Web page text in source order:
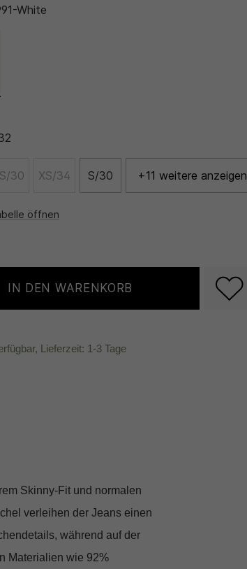
White
30 XS/34 S/30 +11 weitere anzeigen
öffnen
IN DEN WARENKORB
Lieferzeit: 1-3 Tage
Skinny-Fit und normalen
verleihen der Jeans einen
während auf der
Materialien wie 92%